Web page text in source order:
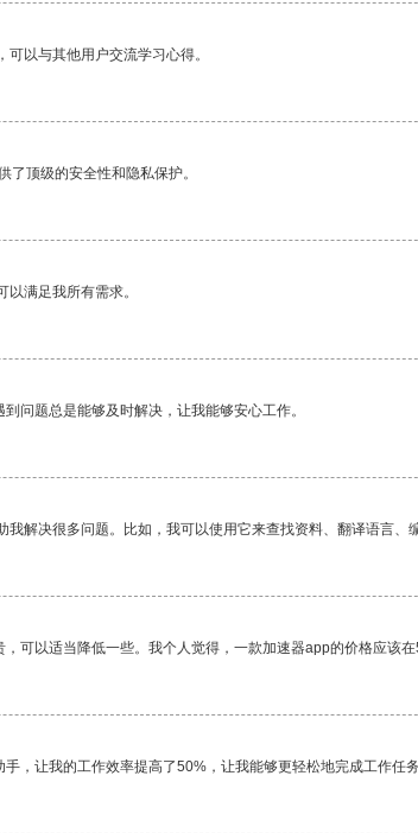
以与其他用户交流学习心得。
了顶级的安全性和隐私保护。
满足我所有需求。
问题总是能够及时解决，让我能够安心工作。
我解决很多问题。比如，我可以使用它来查找资料、翻译语言、
可以适当降低一些。我个人觉得，一款加速器app的价格应该在
，让我的工作效率提高了50%，让我能够更轻松地完成工作任务